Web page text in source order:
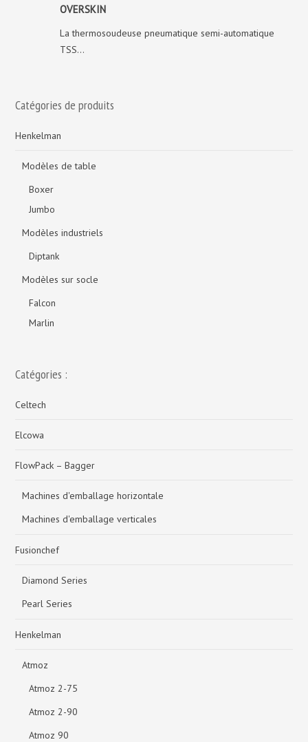
OVERSKIN
La thermosoudeuse pneumatique semi-automatique
TSS...
Catégories de produits
Henkelman
Modèles de table
Boxer
Jumbo
Modèles industriels
Diptank
Modèles sur socle
Falcon
Marlin
Catégories :
Celtech
Elcowa
FlowPack – Bagger
Machines d'emballage horizontale
Machines d'emballage verticales
Fusionchef
Diamond Series
Pearl Series
Henkelman
Atmoz
Atmoz 2-75
Atmoz 2-90
Atmoz 90